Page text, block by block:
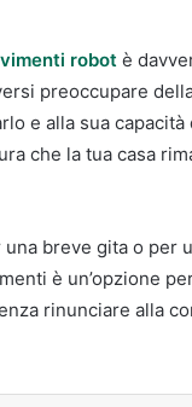
robot è
preoccupare
e alla sua
che la tua casa
breve gita o per
è un’opzione
rinunciare alla